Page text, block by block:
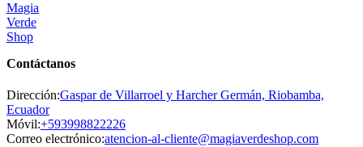
Contáctanos
Dirección:Gaspar de Villarroel y Harcher Germán, Riobamba,
Ecuador
Móvil:+593998822226Se
abre
Correo electrónico:atencion-al-cliente@magiaverdeshop.comSe